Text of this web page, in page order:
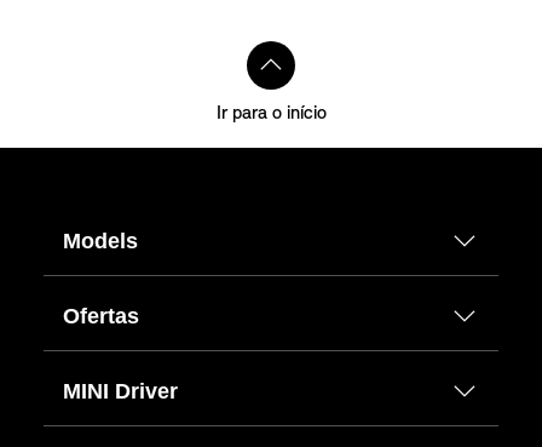
Ir para o início
Models
Ofertas
MINI Driver